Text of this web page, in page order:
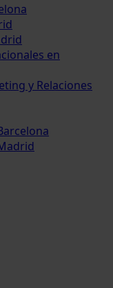
en
y Relaciones